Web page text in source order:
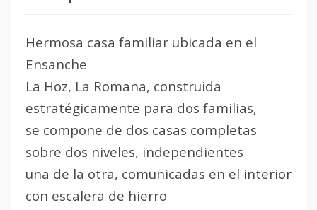
Hermosa casa familiar ubicada en el
Ensanche
La Hoz, La Romana, construida
estratégicamente para dos familias,
se compone de dos casas completas
sobre dos niveles, independientes
una de la otra, comunicadas en el interior
con escalera de hierro